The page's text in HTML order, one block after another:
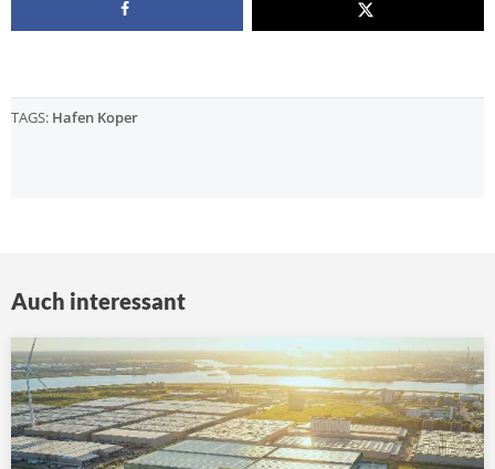
TAGS: Hafen Koper
Auch interessant